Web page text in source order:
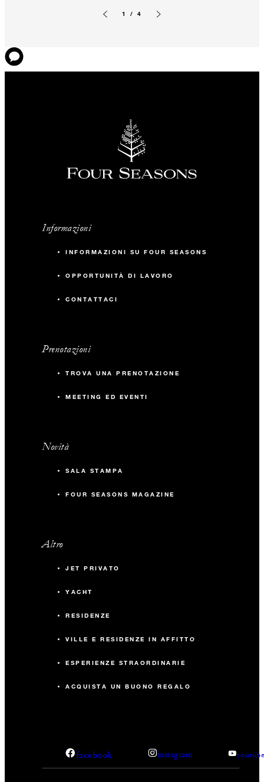
1 / 4
Informazioni
INFORMAZIONI SU FOUR SEASONS
OPPORTUNITÀ DI LAVORO
CONTATTACI
Prenotazioni
TROVA UNA PRENOTAZIONE
MEETING ED EVENTI
Novità
SALA STAMPA
FOUR SEASONS MAGAZINE
Altro
JET PRIVATO
YACHT
RESIDENZE
VILLE E RESIDENZE IN AFFITTO
ESPERIENZE STRAORDINARIE
ACQUISTA UN BUONO REGALO
facebook instagram